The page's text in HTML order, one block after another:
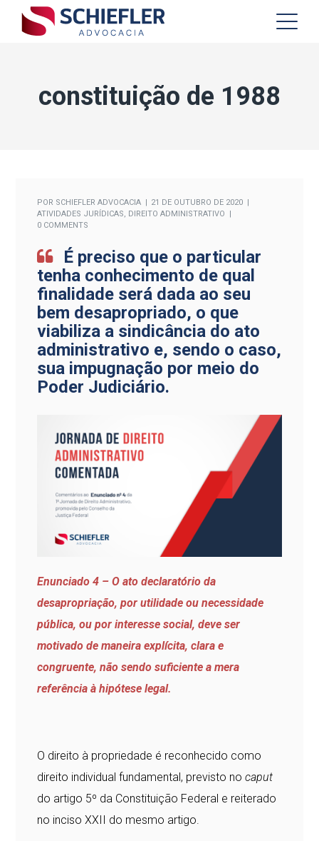
constituição de 1988
POR SCHIEFLER ADVOCACIA
21 DE OUTUBRO DE 2020
ATIVIDADES JURÍDICAS, DIREITO ADMINISTRATIVO
0 COMMENTS
É preciso que o particular
tenha conhecimento de qual
finalidade será dada ao seu
bem desapropriado, o que
viabiliza a sindicância do ato
administrativo e, sendo o caso,
sua impugnação por meio do
Poder Judiciário.
Enunciado 4 – O ato declaratório da
desapropriação, por utilidade ou necessidade
pública, ou por interesse social, deve ser
motivado de maneira explícita, clara e
congruente, não sendo suficiente a mera
referência à hipótese legal.
O direito à propriedade é reconhecido como
direito individual fundamental, previsto nocaput
do artigo 5º da Constituição Federal e reiterado
no inciso XXII do mesmo artigo.